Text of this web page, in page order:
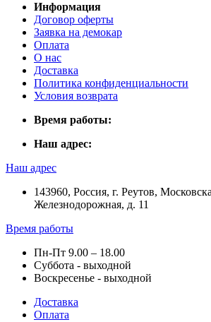
Информация
Договор оферты
Заявка на демокар
Оплата
О нас
Доставка
Политика конфиденциальности
Условия возврата
Время работы:
Наш адрес:
Наш адрес
143960, Россия, г. Реутов,
Железнодорожная, д. 11
Время работы
Пн-Пт 9.00 – 18.00
Суббота - выходной
Воскресенье - выходной
Доставка
Оплата